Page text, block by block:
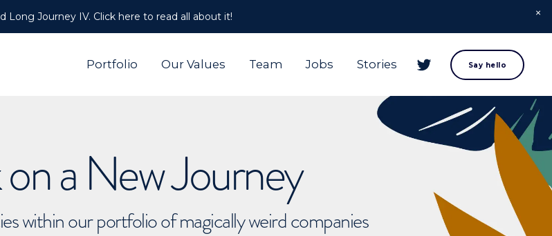
Long Journey IV. Click here to read all about it!
Portfolio Our Values Team Jobs Stories Say hello
a New Journey
within our portfolio of magically weird companies